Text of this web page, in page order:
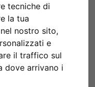
tecniche di
la tua
nostro sito,
e
il traffico sul
dove arrivano i